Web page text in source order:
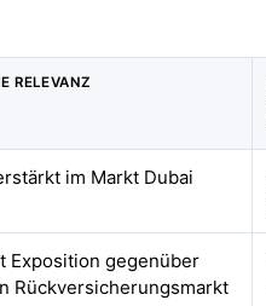
RELEVANZ
im Markt Dubai
Exposition gegenüber
Rückversicherungsmarkt